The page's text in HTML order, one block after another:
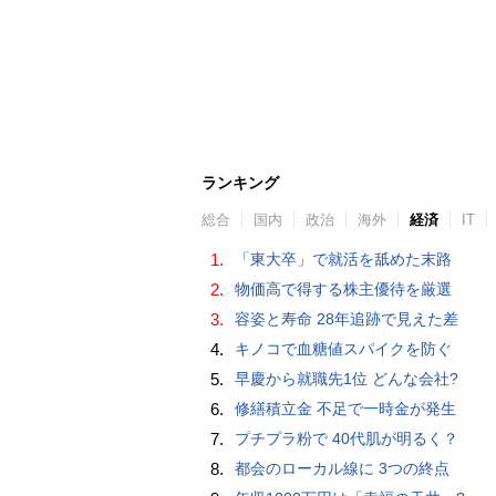
ランキング
総合 国内 政治 海外 経済 IT
1. 「東大卒」で就活を舐めた末路
2. 物価高で得する株主優待を厳選
3. 容姿と寿命 28年追跡で見えた差
4. キノコで血糖値スパイクを防ぐ
5. 早慶から就職先1位 どんな会社?
6. 修繕積立金 不足で一時金が発生
7. プチプラ粉で 40代肌が明るく？
8. 都会のローカル線に 3つの終点